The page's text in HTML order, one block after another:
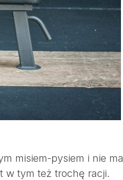
misiem-pysiem i nie ma
w tym też trochę racji.